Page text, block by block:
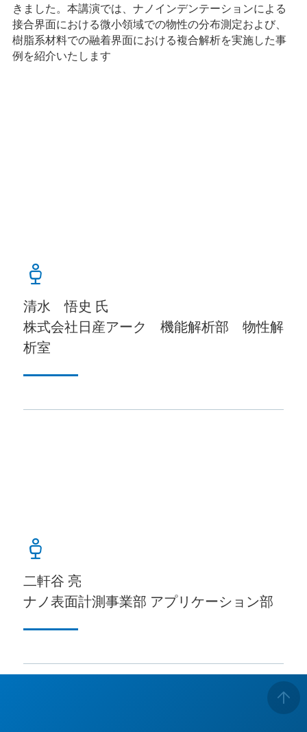
きました。本講演では、ナノインデンテーションによる
接合界面における微小領域での物性の分布測定および、
樹脂系材料での融着界面における複合解析を実施した事
例を紹介いたします
清水 悟史 氏
株式会社日産アーク 機能解析部 物性解
析室
二軒谷 亮
ナノ表面計測事業部 アプリケーション部